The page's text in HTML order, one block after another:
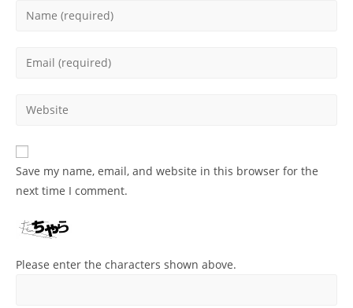
Enter
Enter
address
comment
Enter
website
URL
(optional)
Save my name, email, and website in this browser for the
next time I comment.
Please enter the characters shown above.